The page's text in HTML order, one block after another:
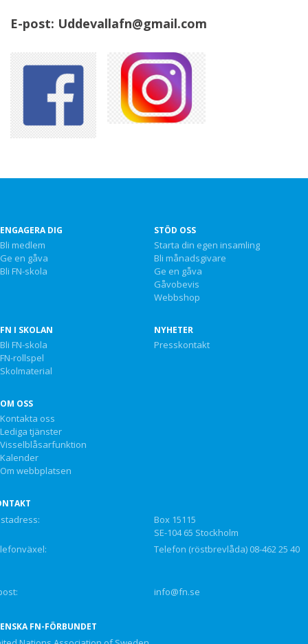
E-post: Uddevallafn@gmail.com
ENGAGERA DIG
Bli medlem
Ge en gåva
Bli FN-skola
STÖD OSS
Starta din egen insamling
Bli månadsgivare
Ge en gåva
Gåvobevis
Webbshop
FN I SKOLAN
Bli FN-skola
FN-rollspel
Skolmaterial
NYHETER
Presskontakt
OM OSS
Kontakta oss
Lediga tjänster
Visselblåsarfunktion
Kalender
Om webbplatsen
Box 15115
SE-104 65 Stockholm
Telefon (röstbrevlåda) 08-462 25 40
info@fn.se
FN-FÖRBUNDET